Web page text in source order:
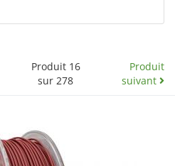
Produit 16
sur 278
Produit
suivant